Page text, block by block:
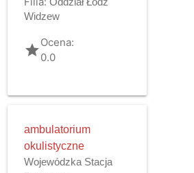
Widzew
gradeOcena:
0.0
ambulatorium
okulistyczne
Wojewódzka Stacja